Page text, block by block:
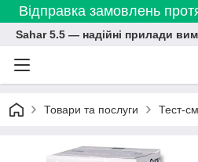
Відправка замовлень
Sahar 5.5 — надійні прилади
Товари та послуги Тест-